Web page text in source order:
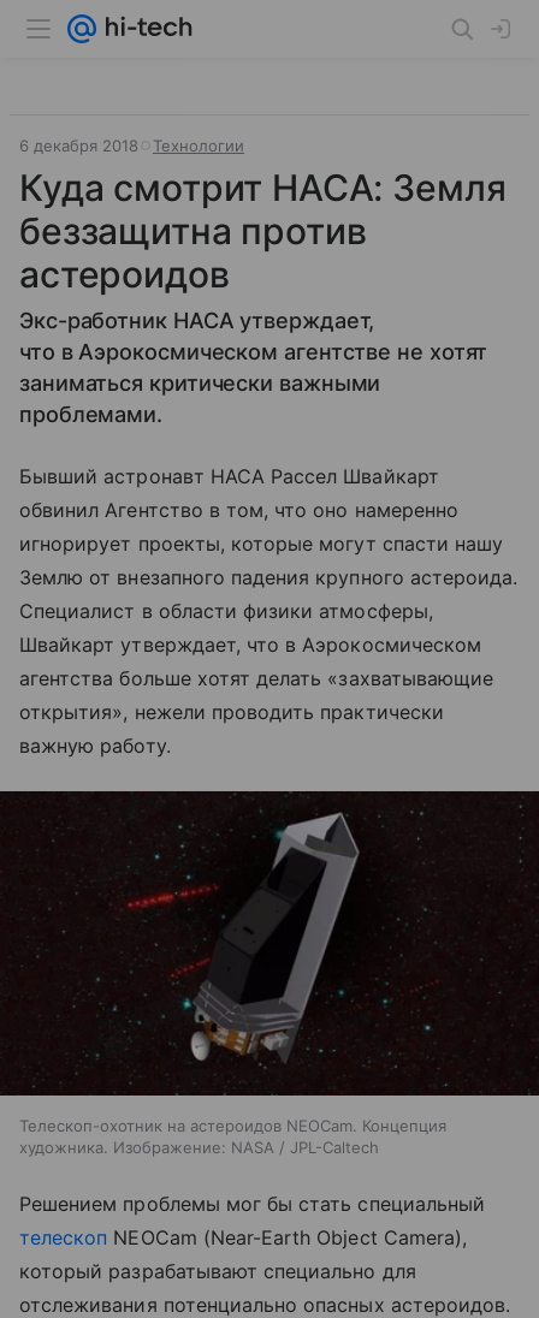
6 декабря 2018 Технологии
Куда смотрит НАСА: Земля
беззащитна против
астероидов
Экс-работник НАСА утверждает,
что в Аэрокосмическом агентстве не хотят
заниматься критически важными
проблемами.
Бывший астронавт НАСА Рассел Швайкарт
обвинил Агентство в том, что оно намеренно
игнорирует проекты, которые могут спасти нашу
Землю от внезапного падения крупного астероида.
Специалист в области физики атмосферы,
Швайкарт утверждает, что в Аэрокосмическом
агентства больше хотят делать «захватывающие
открытия», нежели проводить практически
важную работу.
Телескоп-охотник на астероидов NEOCam. Концепция
художника. Изображение: NASA / JPL-Caltech
Решением проблемы мог бы стать специальный
телескоп NEOCam (Near-Earth Object Camera),
который разрабатывают специально для
отслеживания потенциально опасных астероидов.